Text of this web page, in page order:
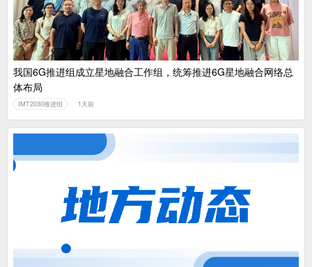
我国6G推进组成立星地融合工作组，统筹推进6G星地融合网络总
体布局
IMT2030推进组 1天前